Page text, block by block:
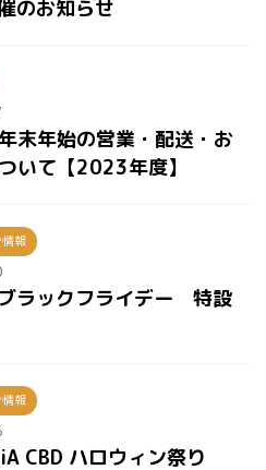
のお知らせ
末年始の営業・配送・お
いて【2023年度】
報
ラックフライデー 特設
報
CBD ハロウィン祭り